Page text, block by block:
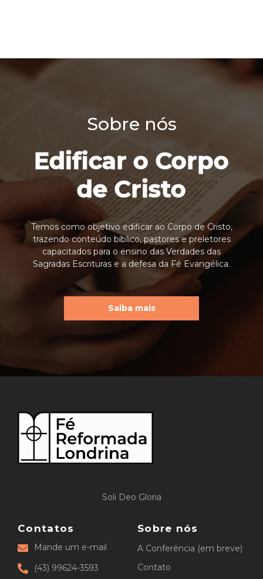
Sobre nós
Edificar o Corpo
de Cristo
Temos como objetivo edificar ao Corpo de Cristo,
trazendo conteúdo bíblico, pastores e preletores
capacitados para o ensino das Verdades das
Sagradas Escrituras e a defesa da Fé Evangélica.
Saiba mais
Soli Deo Gloria
Contatos
Mande um e-mail
(43) 99624-3593
Sobre nós
A Conferência (em breve)
Contato